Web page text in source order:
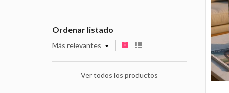
Ordenar listado
Más relevantes
Ver todos los productos